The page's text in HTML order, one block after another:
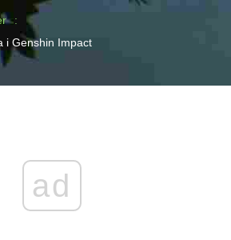
i Genshin Impact
ad